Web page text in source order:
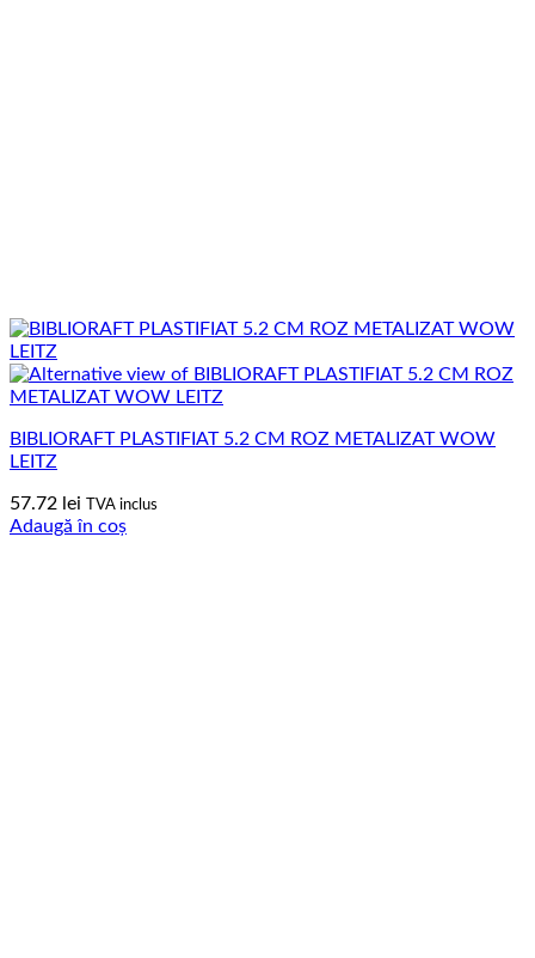
BIBLIORAFT PLASTIFIAT 5.2 CM ROZ METALIZAT WOW
LEITZ
57.72 lei TVA inclus
Adaugă în coș